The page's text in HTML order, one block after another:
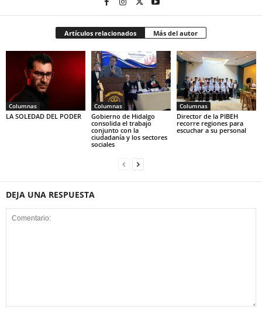
Artículos relacionados Más del autor
Columnas
LA SOLEDAD DEL PODER
Columnas
Gobierno de Hidalgo
consolida el trabajo
conjunto con la
ciudadanía y los sectores
sociales
Columnas
Director de la PIBEH
recorre regiones para
escuchar a su personal
DEJA UNA RESPUESTA